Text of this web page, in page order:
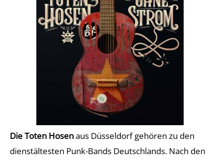
Die Toten Hosenaus Düsseldorf gehören zu den
dienstältesten Punk-Bands Deutschlands. Nach den